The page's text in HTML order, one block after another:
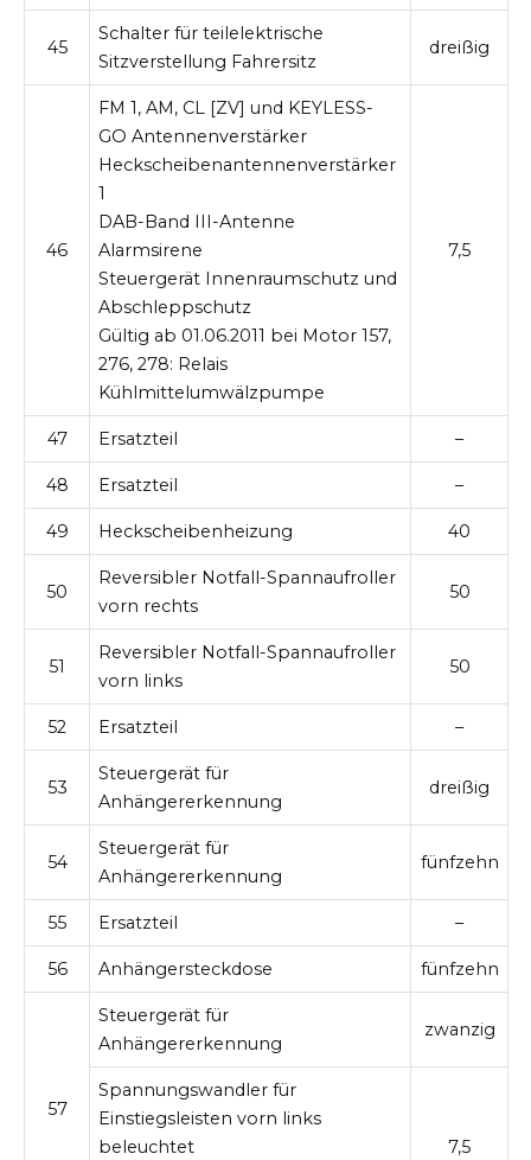
45
Schalter für teilelektrische
Sitzverstellung Fahrersitz
dreißig
46
FM 1, AM, CL [ZV] und KEYLESS-
GO Antennenverstärker
Heckscheibenantennenverstärker
1
DAB-Band III-Antenne
Alarmsirene
Steuergerät Innenraumschutz und
Abschleppschutz
Gültig ab 01.06.2011 bei Motor 157,
276, 278: Relais
Kühlmittelumwälzpumpe
7,5
47 Ersatzteil –
48 Ersatzteil –
49 Heckscheibenheizung 40
50
Reversibler Notfall-Spannaufroller
vorn rechts
50
51
Reversibler Notfall-Spannaufroller
vorn links
50
52 Ersatzteil –
53
Steuergerät für
Anhängererkennung
dreißig
54
Steuergerät für
Anhängererkennung
fünfzehn
55 Ersatzteil –
56 Anhängersteckdose fünfzehn
57
Steuergerät für
Anhängererkennung
zwanzig
Spannungswandler für
Einstiegsleisten vorn links
beleuchtet
7,5